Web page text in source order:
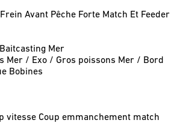
Frein Avant Pêche Forte Match Et Feeder
Baitcasting Mer
Mer / Exo / Gros poissons Mer / Bord
Bobines
vitesse Coup emmanchement match